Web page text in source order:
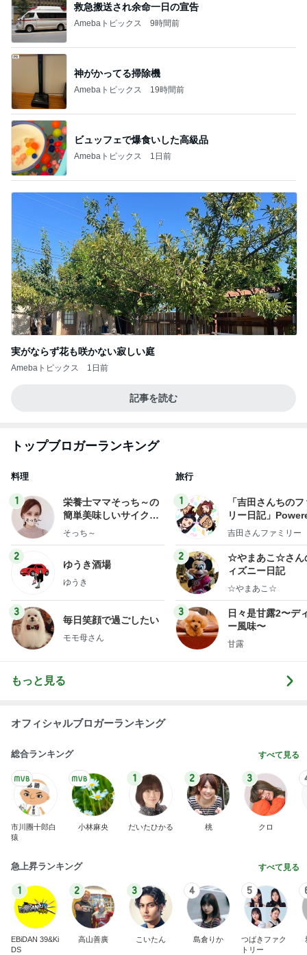
救急搬送され余命一日の宣告
Amebaトピックス 9時間前
神がかってる掃除機
Amebaトピックス 19時間前
ビュッフェで爆食いした高級品
Amebaトピックス 1日前
実がならず花も咲かない寂しい庭
Amebaトピックス 1日前
記事を読む
トップブロガーランキング
料理
1
栄養士ママそっち～の
簡単美味しいサイクル
献立
そっち～
2
ゆうき酒場
ゆうき
3
毎日笑顔で過ごしたい
モモ母さん
旅行
1
「吉田さんちの
リー日記」
y Ameba 吉田さ
ログ
吉田さんファミリー
2
☆やまあこ☆さん
ィズニー日記
☆やまあこ☆
3
日々是甘露2〜デ
ー風味〜
甘露
もっと見る
オフィシャルブロガーランキング
総合ランキング すべて見る
市川團十郎白
猿
小林麻央
1
だいたひかる
2
桃
3
クロ
急上昇ランキング すべて見る
1
EBiDAN 39&Ki
DS
2
高山善廣
3
こいたん
4
島倉りか
5
つばきファク
トリー